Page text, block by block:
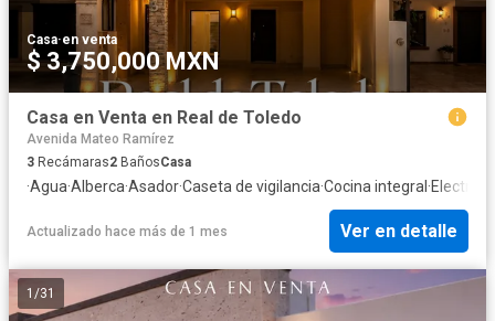
Casa·en venta
$ 3,750,000 MXN
Casa en Venta en Real de Toledo
Avenida Mateo Ramírez
3 Recámaras2 BañosCasa
·Agua·Alberca·Asador·Caseta de vigilancia·Cocina integral ·
Actualizado hace más de 1 mes Ver en detalle
1 /31